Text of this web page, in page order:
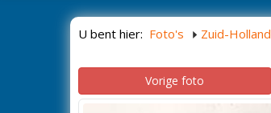
U bent hier: Foto's Zuid-Holland
Vorige foto